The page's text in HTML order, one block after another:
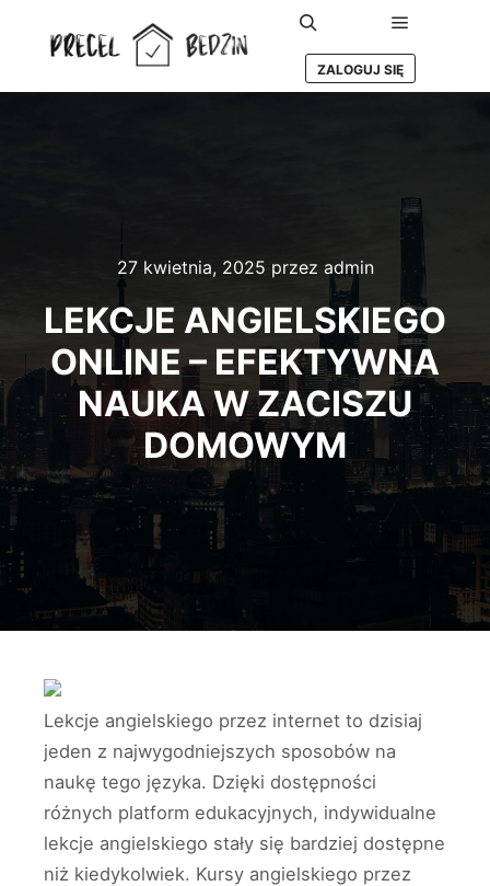
Szukaj Główne
ZALOGUJ SIĘ
27 kwietnia, 2025 przez admin
LEKCJE ANGIELSKIEGO
ONLINE – EFEKTYWNA
NAUKA W ZACISZU
DOMOWYM
Lekcje angielskiego przez internet to dzisiaj
jeden z najwygodniejszych sposobów na
naukę tego języka. Dzięki dostępności
różnych platform edukacyjnych, indywidualne
lekcje angielskiego stały się bardziej dostępne
niż kiedykolwiek. Kursy angielskiego przez